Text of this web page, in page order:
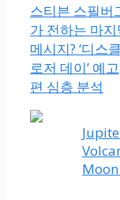
스티븐 스필버
가 전하는 마
메시지? ‘디스클
로저 데이’ 예고
편 심층 분석